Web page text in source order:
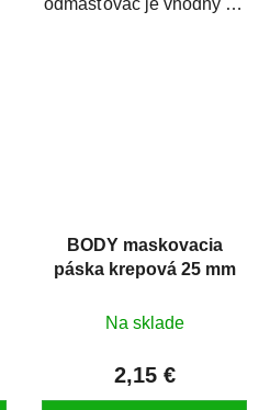
odmasťovač je vhodný na
BODY maskovacia
páska krepová 25 mm
Na sklade
2,15 €